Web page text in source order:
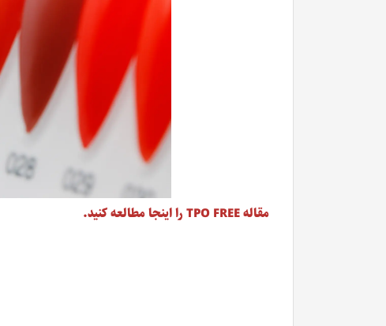
مقاله TPO FREE را اینجا مطالعه کنید.